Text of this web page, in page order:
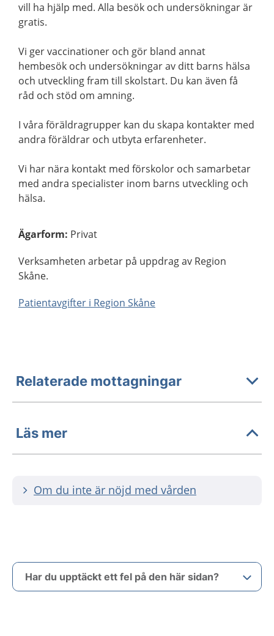
vill ha hjälp med. Alla besök och undersökningar är
gratis.
Vi ger vaccinationer och gör bland annat
hembesök och undersökningar av ditt barns hälsa
och utveckling fram till skolstart. Du kan även få
råd och stöd om amning.
I våra föräldragrupper kan du skapa kontakter med
andra föräldrar och utbyta erfarenheter.
Vi har nära kontakt med förskolor och samarbetar
med andra specialister inom barns utveckling och
hälsa.
Ägarform: Privat
Verksamheten arbetar på uppdrag av Region
Skåne.
Patientavgifter i Region Skåne
Relaterade mottagningar
Läs mer
Om du inte är nöjd med vården
Har du upptäckt ett fel på den här sidan?